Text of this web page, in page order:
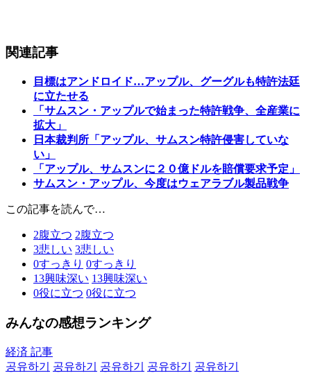
関連記事
目標はアンドロイド…アップル、グーグルも特許法廷
に立たせる
「サムスン・アップルで始まった特許戦争、全産業に
拡大」
日本裁判所「アップル、サムスン特許侵害していな
い」
「アップル、サムスンに２０億ドルを賠償要求予定」
サムスン・アップル、今度はウェアラブル製品戦争
この記事を読んで…
2腹立つ 2腹立つ
3悲しい 3悲しい
0すっきり 0すっきり
13興味深い 13興味深い
0役に立つ 0役に立つ
みんなの感想ランキング
経済 記事
공유하기
공유하기 공유하기 공유하기
공유하기